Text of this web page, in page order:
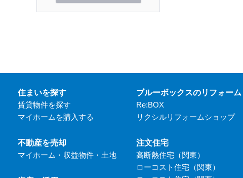
住まいを探す
賃貸物件を探す
マイホームを購入する
不動産を売却
マイホーム・収益物件・土地
ブルーボックスのリフォーム
Re:BOX
リクシルリフォームショップ
注文住宅
高断熱住宅（関東）
ローコスト住宅（関東）